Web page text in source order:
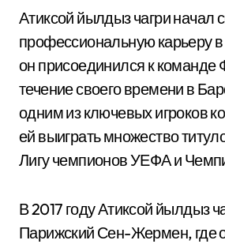
Атиксой йылдыз чагри начал
профессиональную карьеру в
он присоединился к команде
течение своего времени в
одним из ключевых игроков
ей выиграть множество
Лигу чемпионов УЕФА и
В 2017 году Атиксой йылдыз
Парижский Сен-Жермен, где